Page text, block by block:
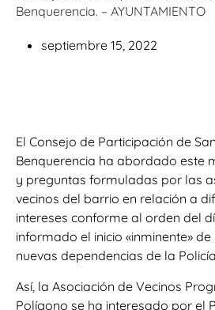
Benquerencia. – AYUNTAMIENTO
septiembre 15, 2022
El Consejo de Participación de
Benquerencia ha abordado este
y preguntas formuladas por las
vecinos del barrio en relación a
intereses conforme al orden del
informado el inicio «inminente»
nuevas dependencias de la
Así, la Asociación de Vecinos
Polígono se ha interesado por el